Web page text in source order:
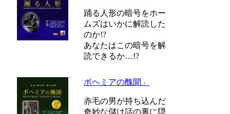
踊る人形の暗号をホー
ムズはいかに解読した
のか!?
あなたはこの暗号を解
読できるか…!?
ボヘミアの醜聞」
赤毛の男が持ち込んだ
奇妙な儲け話の裏に隠